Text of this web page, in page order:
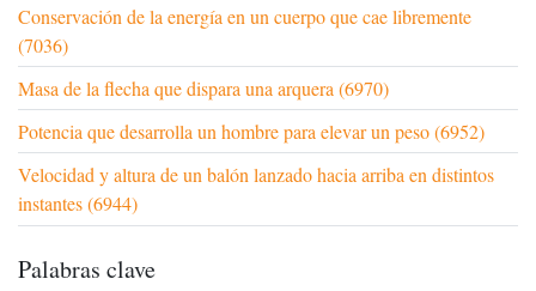
Conservación de la energía en un cuerpo que cae libremente
(7036)
Masa de la flecha que dispara una arquera (6970)
Potencia que desarrolla un hombre para elevar un peso (6952)
Velocidad y altura de un balón lanzado hacia arriba en distintos
instantes (6944)
Palabras clave